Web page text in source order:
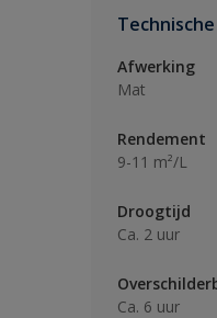
Afwerking
Mat
Rendement
9-11 m²/L
Droogtijd
Ca. 2 uur
Ca. 6 uur